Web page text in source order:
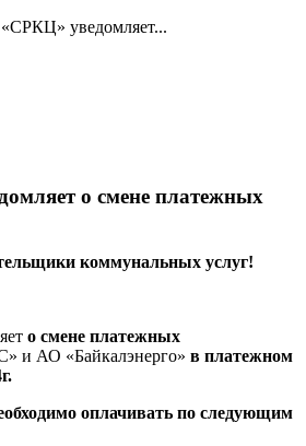
уведомляет...
о смене платежных
коммунальных услуг!
о смене платежных
и АО «Байкалэнерго» в платежном
оплачивать по следующим